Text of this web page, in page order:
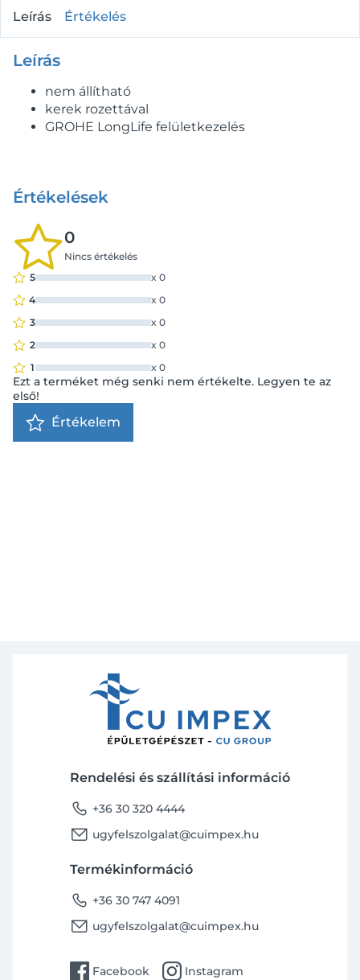
Leírás Értékelés
Leírás
nem állítható
kerek rozettával
GROHE LongLife felületkezelés
Értékelések
0
Nincs értékelés
5
x 0
4
x 0
3
x 0
2
x 0
1
x 0
Ezt a terméket még senki nem értékelte. Legyen te az
első!
Értékelem
Rendelési és szállítási információ
phone +36 30 320 4444
email ugyfelszolgalat@cuimpex.hu
Termékinformáció
phone +36 30 747 4091
email ugyfelszolgalat@cuimpex.hu
facebook Facebook instagram Instagram